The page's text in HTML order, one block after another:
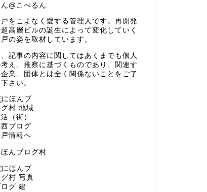
ん@こべるん
をこよなく愛する管理人です。再開発
高層ビルの誕生によって変化していく
の姿を取材しています。
、記事の内容に関してはあくまでも個人
え、推察に基づくものであり、関連す
企業、団体とは全く関係ないことをご了
さい。
ほんブログ村